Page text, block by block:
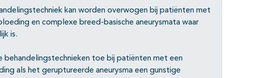
kan worden overwogen bij patiënten met
en complexe breed-basische aneurysmata waar
is.
behandelingstechnieken toe bij patiënten met een
als het geruptureerde aneurysma een gunstige